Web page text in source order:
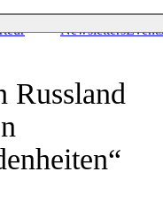
NewslettersEvents
Russland